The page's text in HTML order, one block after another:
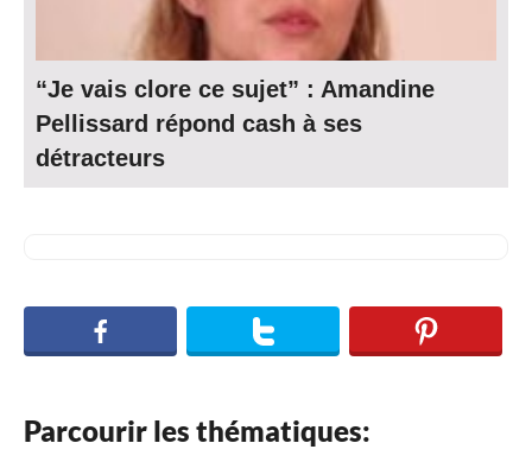
“Je vais clore ce sujet” : Amandine
Pellissard répond cash à ses
détracteurs
Parcourir les thématiques: